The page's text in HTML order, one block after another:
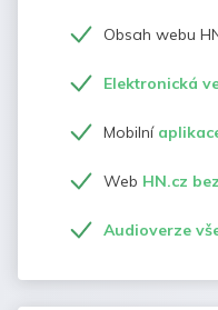
Obsah webu
Elektronická
Mobilní
Web HN.cz
Audioverze